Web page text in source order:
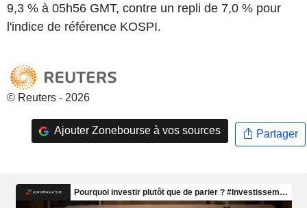
9,3 % à 05h56 GMT, contre un repli de 7,0 % pour
l'indice de référence KOSPI.
© Reuters - 2026
Ajouter Zonebourse à vos sources Partager